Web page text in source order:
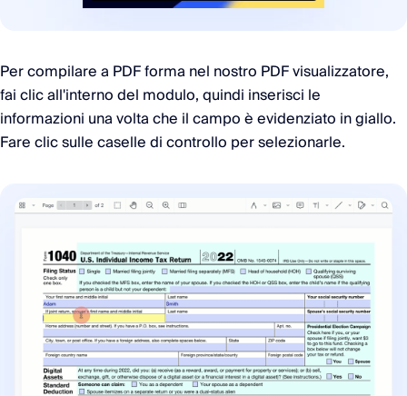
Per compilare a PDF forma nel nostro PDF visualizzatore,
fai clic all'interno del modulo, quindi inserisci le
informazioni una volta che il campo è evidenziato in giallo.
Fare clic sulle caselle di controllo per selezionarle.